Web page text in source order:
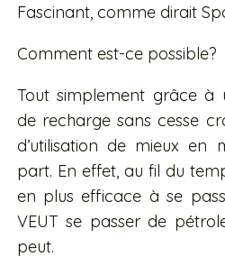
Fascinant, comme dirait
Comment est-ce possible?
Tout simplement grâce à
de recharge sans cesse
d’utilisation de mieux en
part. En effet, au fil du
en plus efficace à se
VEUT se passer de
peut.